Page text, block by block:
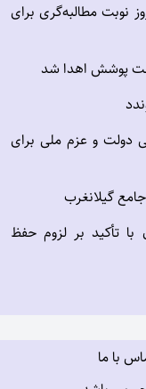
نوبت مطالبه‌گری برای
دولت و عزم ملی برای
گیلانغرب
با تأکید بر لزوم حفظ
با ما